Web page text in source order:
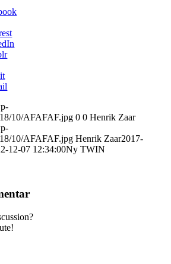
10/AFAFAF.jpg 0 0 Henrik Zaar
10/AFAFAF.jpg Henrik Zaar2017-
12-07 12:34:00Ny TWIN